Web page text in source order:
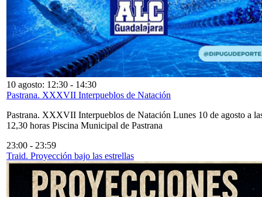
10 agosto: 12:30 - 14:30
Pastrana. XXXVII Interpueblos de Natación
Pastrana. XXXVII Interpueblos de Natación Lunes 10 de agosto a
12,30 horas Piscina Municipal de Pastrana
23:00 - 23:59
Traid. Proyección bajo las estrellas